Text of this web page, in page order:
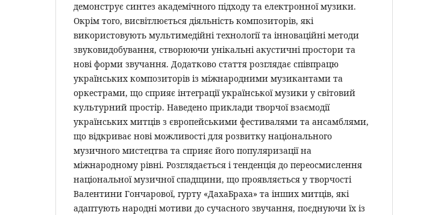
демонструє синтез академічного підходу та електронної музики.
Окрім того, висвітлюється діяльність композиторів, які
використовують мультимедійні технології та інноваційні методи
звуковидобування, створюючи унікальні акустичні простори та
нові форми звучання. Додатково стаття розглядає співпрацю
українських композиторів із міжнародними музикантами та
оркестрами, що сприяє інтеграції української музики у світовий
культурний простір. Наведено приклади творчої взаємодії
українських митців з європейськими фестивалями та ансамблями,
що відкриває нові можливості для розвитку національного
музичного мистецтва та сприяє його популяризації на
міжнародному рівні. Розглядається і тенденція до переосмислення
національної музичної спадщини, що проявляється у творчості
Валентини Гончарової, гурту «ДахаБраха» та інших митців, які
адаптують народні мотиви до сучасного звучання, поєднуючи їх із